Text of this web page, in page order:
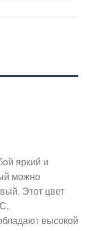
яркий и
можно
Этот цвет
высокой